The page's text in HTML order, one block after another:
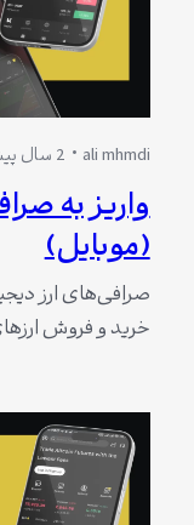
ali mhmdi 2 سال پیش
(موبایل)
صرافی‌های ارز
خرید و فروش
ارائه می‌دهد. در
چگونه می‌توانید از…